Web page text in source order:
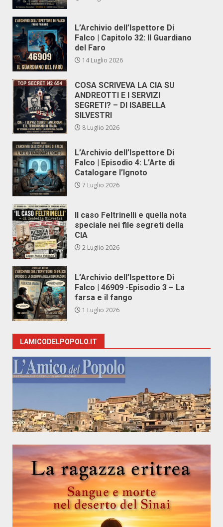
L’Archivio dell’Ispettore Di
Falco | Capitolo 32: Il Guardiano
del Faro
14 Luglio 2026
COSA SCRIVEVA LA CIA SU
ANDREOTTI E I SERVIZI
SEGRETI? – DI ISABELLA
SILVESTRI
8 Luglio 2026
L’Archivio dell’Ispettore Di
Falco | Episodio 4: L’Arte di
Catalogare l’Ignoto
7 Luglio 2026
Il caso Feltrinelli e quella nota
speciale nei file segreti della
CIA
2 Luglio 2026
L’Archivio dell’Ispettore Di
Falco | 46909 -Episodio 3 – La
farsa e il fango
1 Luglio 2026
LAMICODELPOPOLO.IT